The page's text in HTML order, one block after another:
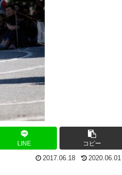
LINE コピー
2017.06.18 2020.06.01